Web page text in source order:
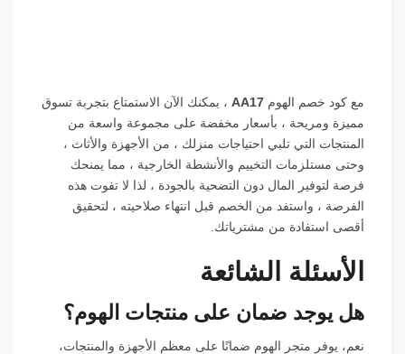
مع كود خصم الهوم AA17، يمكنك الآن الاستمتاع بتجربة تسوق
مميزة ومريحة ، بأسعار مخفضة على مجموعة واسعة من
المنتجات التي تلبي احتياجات منزلك ، من الأجهزة والأثاث ،
وحتى مستلزمات التخييم والأنشطة الخارجية ، مما يمنحك
فرصة لتوفير المال دون التضحية بالجودة ، لذا لا تفوت هذه
الفرصة ، واستفد من الخصم قبل انتهاء صلاحيته ، لتحقيق
أقصى استفادة من مشترياتك.
الأسئلة الشائعة
هل يوجد ضمان على منتجات الهوم؟
نعم، يوفر متجر الهوم ضمانًا على معظم الأجهزة والمنتجات،